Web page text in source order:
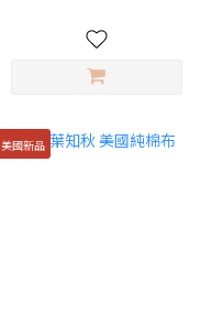
美國新品